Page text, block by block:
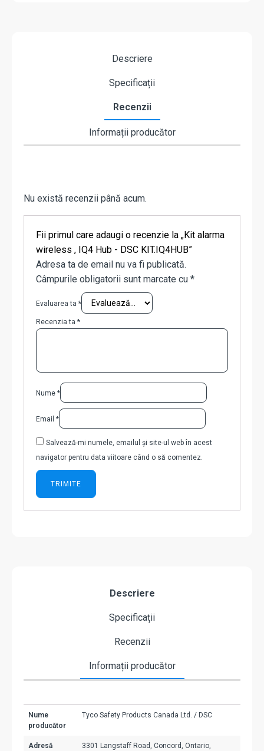
Descriere
Specificații
Recenzii
Informații producător
Nu există recenzii până acum.
Fii primul care adaugi o recenzie la „Kit alarma
wireless , IQ4 Hub - DSC KIT.IQ4HUB”
Adresa ta de email nu va fi publicată.
Câmpurile obligatorii sunt marcate cu *
Evaluarea ta *
Recenzia ta *
Nume *
Email *
Salvează-mi numele, emailul și site-ul web în acest
navigator pentru data viitoare când o să comentez.
Descriere
Specificații
Recenzii
Informații producător
Nume
producător
Tyco Safety Products Canada Ltd. / DSC
Adresă
3301 Langstaff Road, Concord, Ontario,